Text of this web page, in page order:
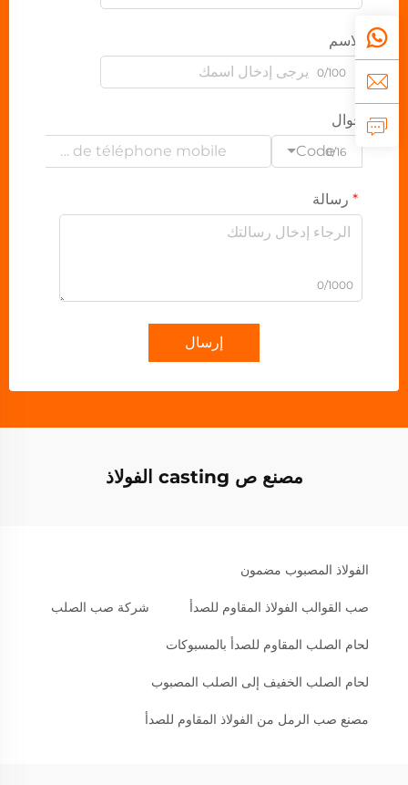
الاسم
0/100
جوال
Code0/16
رسالة
0/1000
إرسال
مصنع ص casting الفولاذ
الفولاذ المصبوب مضمون
صب القوالب الفولاذ المقاوم للصدأ شركة صب الصلب
لحام الصلب المقاوم للصدأ بالمسبوكات
لحام الصلب الخفيف إلى الصلب المصبوب
مصنع صب الرمل من الفولاذ المقاوم للصدأ